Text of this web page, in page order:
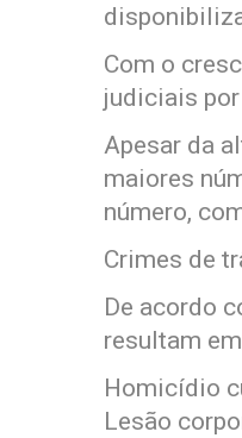
Com o
judiciais
Apesar da
maiores
número,
Crimes de
De acordo
resultam
Homicídio
Lesão